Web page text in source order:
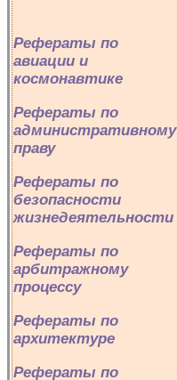
Рефераты по
авиации и
космонавтике
Рефераты по
административному
праву
Рефераты по
безопасности
жизнедеятельности
Рефераты по
арбитражному
процессу
Рефераты по
архитектуре
Рефераты по